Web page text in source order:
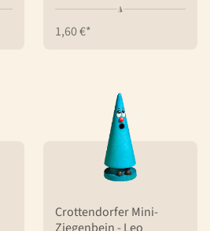
1,60 €*
Crottendorfer Mini-